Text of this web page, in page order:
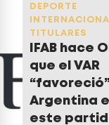
DEPORTE
TITULARES
IFAB hace
que el VAR
Argentina
este